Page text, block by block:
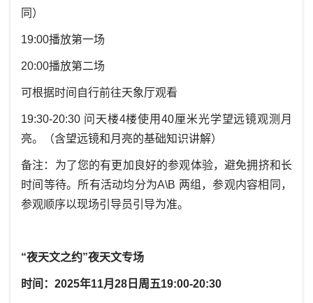
同）
19:00播放第一场
20:00播放第二场
可根据时间自行前往天象厅观看
19:30-20:30 问天楼4楼使用40厘米光学望远镜观测月
亮。（含望远镜和月亮的基础知识讲解）
备注：为了您的有更加良好的参观体验，避免拥挤和长
时间等待。所有活动均分为A\B 两组，参观内容相同，
参观顺序以现场引导员引导为准。
“夜天文之约”夜天文专场
时间：2025年11月28日周五19:00-20:30